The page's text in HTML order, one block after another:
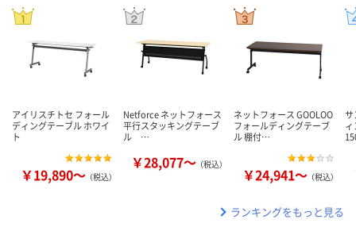
アイリスチトセ フォール
ディングテーブル ホワイ
ト
￥19,890～ （税込）
Netforce ネットフォース
平行スタッキングテーブ
ル …
￥28,077～ （税込）
ネットフォース GOOLOO
フォールディングテーブ
ル 棚付…
￥24,941～ （税込）
サ
ランキングをもっと見る